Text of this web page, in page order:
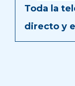
Toda la
directo y